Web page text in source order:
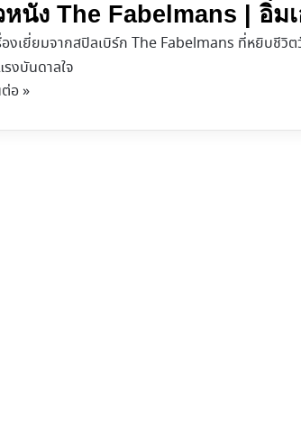
หนัง The Fabelmans | อิ่ม
องเยี่ยมจากสปิลเบิร์ก The Fabelmans ที่หยิบชีวิ
งบันดาลใจ
อ »